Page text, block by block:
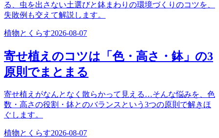
る、虫を出さない土選びと鉢まわりの環境づくりのコツを、
失敗例も交えて解説します。
植物とくらす2026-08-07
寄せ植えのコツは「色・高さ・鉢」の3
原則でまとまる
寄せ植えがなんとなく散らかって見える…そんな悩みを、色
数・高さの役割・鉢とのバランスという3つの原則で解きほ
ぐします。
植物とくらす2026-08-07